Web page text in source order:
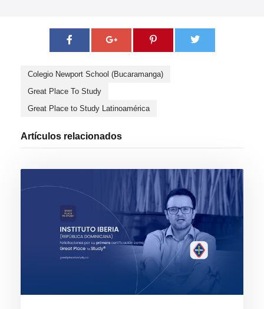
Colegio Newport School (Bucaramanga)
Great Place To Study
Great Place to Study Latinoamérica
Artículos relacionados